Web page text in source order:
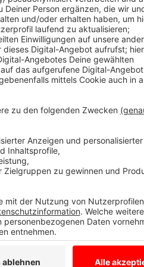
Laura Potting
Von Null auf Potting:
im Leben, die können uns zur
am frühen Morgen. Leute,
Wo andere sich vor
gegen die Wand hauen
los. Irgendwo zwischen wirren
Ein bisschen ausgeflippt,